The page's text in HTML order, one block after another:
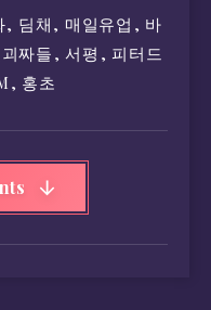
, 딤채 , 매일유업 , 바
짜들,서평 , 피터드
, 홍초